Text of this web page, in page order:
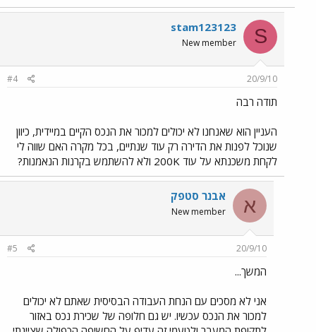
S
stam123123
New member
20/9/10
#4
תודה רבה
העניין הוא שאנחנו לא יכולים למכור את הנכס הקיים במיידית, כיוון
שנוכל לפנות את הדירה רק עוד שנתיים, בכל מקרה האם שווה לי
לקחת משכנתא על עוד 200K ולא להשתמש בקרנות הנאמנות?
א אבנר סטפק
New member
20/9/10
#5
המשך...
אני לא מסכים עם הנחת העבודה הבסיסית שאתם לא יכולים
למכור את הנכס עכשיו. יש גם חלופה של שכירת נכס באזור